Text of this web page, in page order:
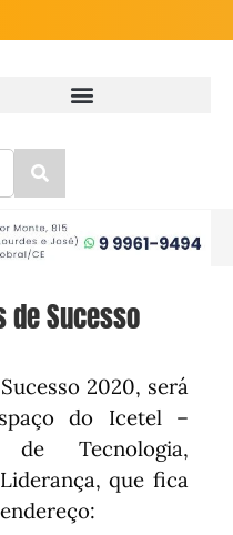
de Sucesso
2020, será
do Icetel –
de Tecnologia,
que fica